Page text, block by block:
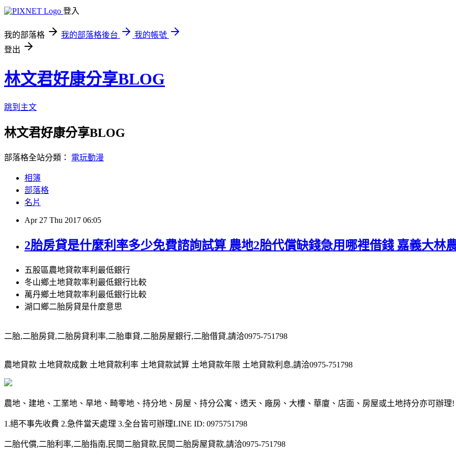
登入
我的部落格 我的部落格後台
我的帳號
登出
林文君好康分享BLOG
跳到主文
林文君好康分享BLOG
部落格全站分類： 電玩動漫
相簿
部落格
名片
Apr 27 Thu 2017 06:05
2胎房貸是什麼利率多少免費諮詢試算 農地2胎代償缺錢急用哪裡借錢 嘉義大林
五股區農地貸款率利最低銀行
冬山鄉土地貸款率利最低銀行比較
萬丹鄉土地貸款率利最低銀行比較
湖口鄉二胎房貸是什麼意思
二胎,二胎房貸,二胎房貸利率,二胎車貸,二胎房屋銀行,二胎借貸,請洽0975-751798
農地貸款 土地貸款成數 土地貸款利率 土地貸款試算 土地貸款年限 土地貸款利息,請洽0975-751798
農地、建地、工業地、旱地、畸零地、持分地、房屋、持分公寓、透天、廠房、大樓、華廈、店面、房屋或土地持分亦可辦理!
1.絕不事先收費 2.急件當天處理 3.全台皆可辦理LINE ID: 0975751798
二胎代償,二胎利率,二胎指南,民間二胎貸款,民間二胎房屋貸款,請洽0975-751798